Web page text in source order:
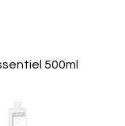
500ml